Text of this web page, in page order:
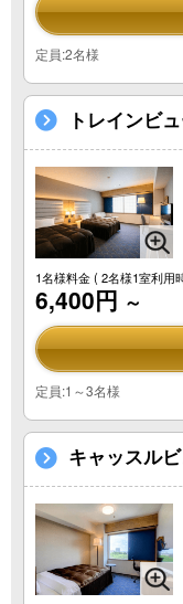
定員:2名様
トレインビ
1名様料金( 2名様1室利用
6,400円 ～
定員:1～3名様
キャッスル